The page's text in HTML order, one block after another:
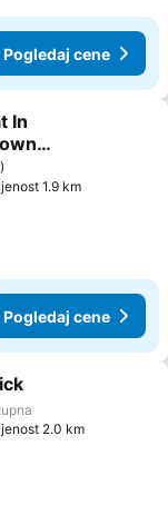
Pogledaj cene
In
1.9 km
Pogledaj cene
2.0 km